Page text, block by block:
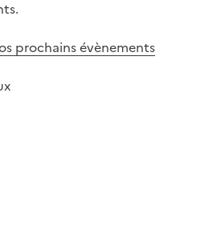
prochains évènements